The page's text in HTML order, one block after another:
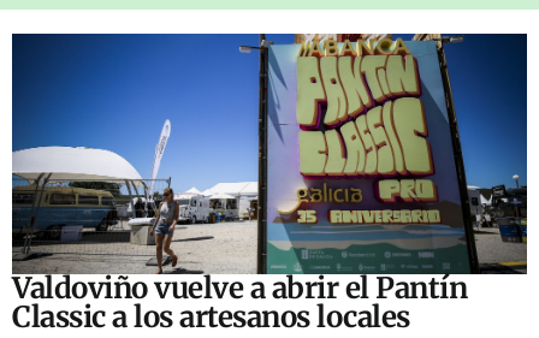
Valdoviño vuelve a abrir el Pantín
Classic a los artesanos locales